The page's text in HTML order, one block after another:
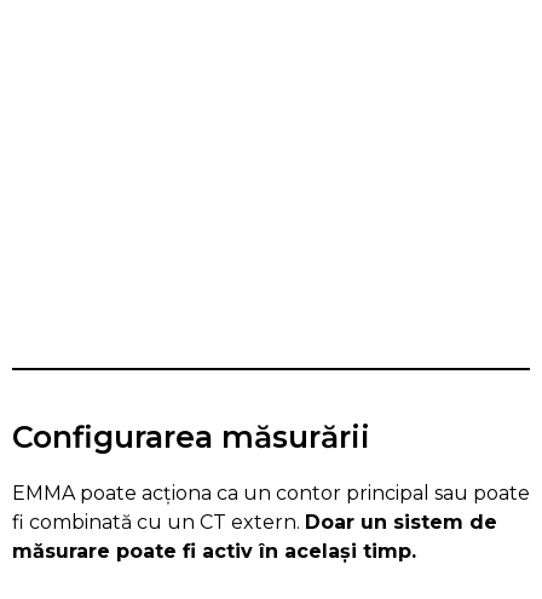
Configurarea măsurării
EMMA poate acționa ca un contor principal sau poate
fi combinată cu un CT extern. Doar un sistem de
măsurare poate fi activ în același timp.